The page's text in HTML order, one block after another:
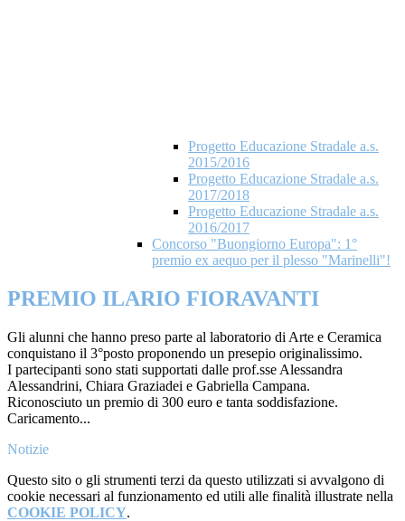
Progetto Educazione Stradale a.s.
2015/2016
Progetto Educazione Stradale a.s.
2017/2018
Progetto Educazione Stradale a.s.
2016/2017
Concorso "Buongiorno Europa": 1°
premio ex aequo per il plesso "Marinelli"!
PREMIO ILARIO FIORAVANTI
Gli alunni che hanno preso parte al laboratorio di Arte e Ceramica
conquistano il 3°posto proponendo un presepio originalissimo.
I partecipanti sono stati supportati dalle prof.sse Alessandra
Alessandrini, Chiara Graziadei e Gabriella Campana.
Riconosciuto un premio di 300 euro e tanta soddisfazione.
Caricamento...
Notizie
Questo sito o gli strumenti terzi da questo utilizzati si avvalgono di
cookie necessari al funzionamento ed utili alle finalità illustrate nella
COOKIE POLICY.